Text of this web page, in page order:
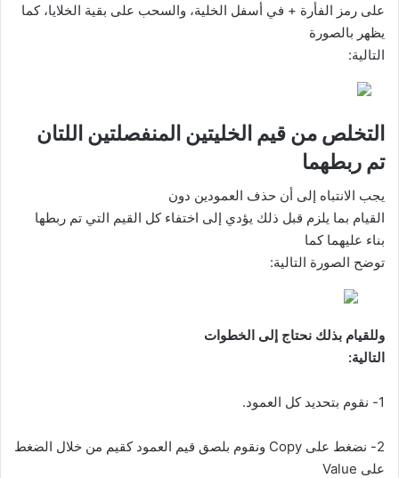
على رمز الفأرة + في أسفل الخلية، والسحب على بقية الخلايا، كما
يظهر بالصورة
التالية:
التخلص من قيم الخليتين المنفصلتين اللتان
تم ربطهما
يجب الانتباه إلى أن حذف العمودين دون
القيام بما يلزم قبل ذلك يؤدي إلى اختفاء كل القيم التي تم ربطها
بناء عليهما كما
توضح الصورة التالية:
وللقيام بذلك نحتاج إلى الخطوات
التالية:
1- نقوم بتحديد كل العمود.
2- نضغط على Copy ونقوم بلصق قيم العمود كقيم من خلال الضغط
على Value